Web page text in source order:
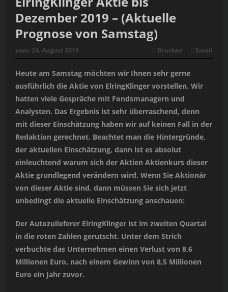
Dezember 2019 – (Aktuelle
Prognose von Samstag)
vom: 24. August 2019 Drucken Email
Heute am Samstag möchten wir Ihnen sehr gerne
ausführlich die Aktie von ElringKlinger vorstellen. Wir
hatten viele Gespräche mit Fondsmanagern und
Analysten. Das Ergebnis ist sehr überraschend, denn
mit dieser Einschätzung haben wir auf keinen Fall in der
Redaktion gerechnet. Beachtet man die Hintergründe,
der aktuellen Einschätzung, dann ist es absolut
einleuchtend warum sich der Aktien Aktienkurs dieser
Aktie grundlegend verändern wird. Wenn Sie Aktionär
von dieser Aktie sind, dann müssen Sie sich jetzt
unbedingt die aktuelle Einschätzung anschauen:
Der Autozulieferer ElringKlinger ist im zweiten Quartal
in die roten Zahlen gerutscht. Unter dem Strich
verbuchte das Unternehmen einen Verlust von 8,6
Millionen Euro, nach einem Gewinn von 8,5 Millionen
Euro ein Jahr zuvor.